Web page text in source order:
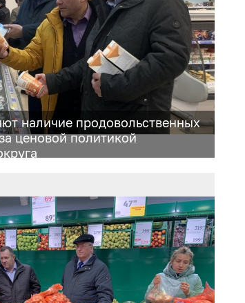
наличие продовольственных
ценовой политикой